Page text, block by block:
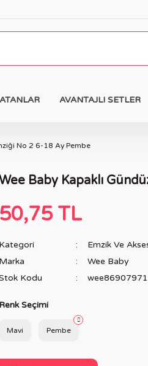
AVANTAJLI SETLER
No 2 6-18 Ay Pembe
Baby Kapaklı
50,75 TL
Kategori
Emzik Ve
Marka
Wee Baby
Kodu
Renk Seçimi
Mavi Pembe